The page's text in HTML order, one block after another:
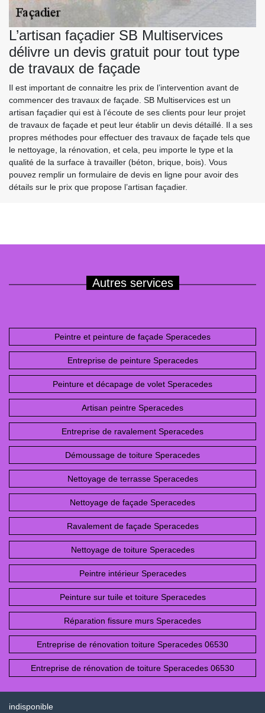
L’artisan façadier SB Multiservices
délivre un devis gratuit pour tout type
de travaux de façade
Il est important de connaitre les prix de l’intervention avant de
commencer des travaux de façade. SB Multiservices est un
artisan façadier qui est à l’écoute de ses clients pour leur projet
de travaux de façade et peut leur établir un devis détaillé. Il a ses
propres méthodes pour effectuer des travaux de façade tels que
le nettoyage, la rénovation, et cela, peu importe le type et la
qualité de la surface à travailler (béton, brique, bois). Vous
pouvez remplir un formulaire de devis en ligne pour avoir des
détails sur le prix que propose l’artisan façadier.
Autres services
Peintre et peinture de façade Speracedes
Entreprise de peinture Speracedes
Peinture et décapage de volet Speracedes
Artisan peintre Speracedes
Entreprise de ravalement Speracedes
Démoussage de toiture Speracedes
Nettoyage de terrasse Speracedes
Nettoyage de façade Speracedes
Ravalement de façade Speracedes
Nettoyage de toiture Speracedes
Peintre intérieur Speracedes
Peinture sur tuile et toiture Speracedes
Réparation fissure murs Speracedes
Entreprise de rénovation toiture Speracedes 06530
Entreprise de rénovation de toiture Speracedes 06530
indisponible